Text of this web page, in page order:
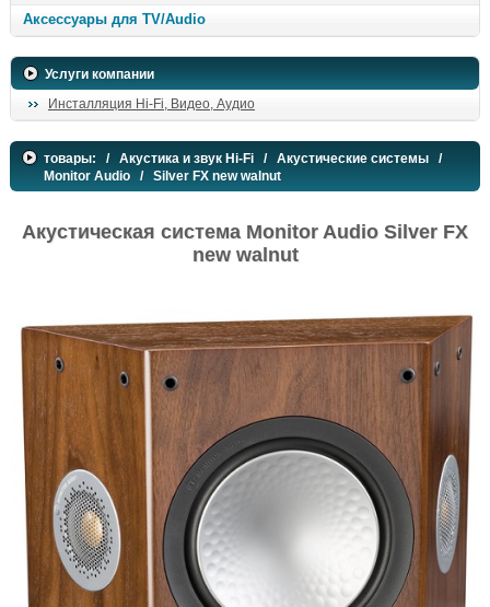
Аксессуары для TV/Audio
Услуги компании
Инсталляция Hi-Fi, Видео, Аудио
товары: / Акустика и звук Hi-Fi / Акустические системы /
Monitor Audio / Silver FX new walnut
Акустическая система Monitor Audio Silver FX
new walnut